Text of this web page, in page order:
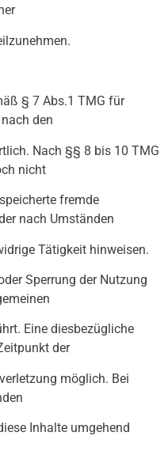
§ 7 Abs.1 TMG für
den
Nach §§ 8 bis 10 TMG
nicht
fremde
nach Umständen
Tätigkeit hinweisen.
Sperrung der Nutzung
Eine diesbezügliche
der
möglich. Bei
Inhalte umgehend